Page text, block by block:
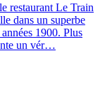
restaurant Le Train
dans un superbe
1900. Plus
un vér…